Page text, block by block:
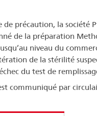
de précaution, la société
de la préparation
niveau du
de la stérilité
du test de
communiqué par